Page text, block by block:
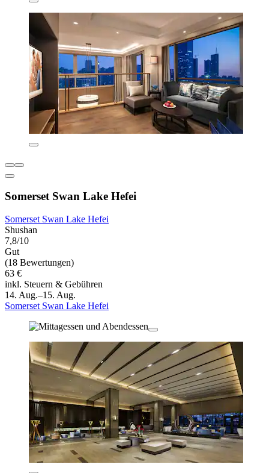
Somerset Swan Lake Hefei
Somerset Swan Lake Hefei
Shushan
7,8/10
Gut
(18 Bewertungen)
63 €
inkl. Steuern & Gebühren
14. Aug.–15. Aug.
Somerset Swan Lake Hefei